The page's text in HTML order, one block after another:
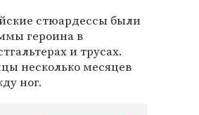
стюардессы были
героина в
и трусах.
несколько месяцев
ног.